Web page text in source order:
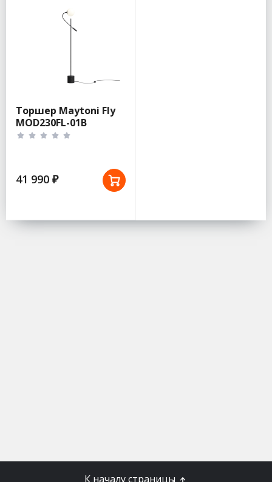
Торшер Maytoni Fly
MOD230FL-01B
41 990 ₽
К началу страницы